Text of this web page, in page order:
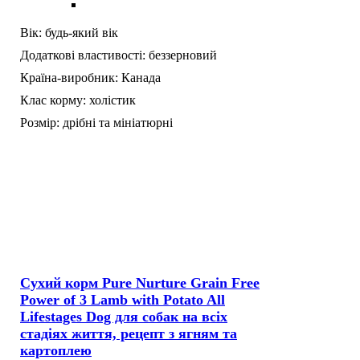
Вік: будь-який вік
Додаткові властивості: беззерновий
Країна-виробник: Канада
Клас корму: холістик
Розмір: дрібні та мініатюрні
Сухий корм Pure Nurture Grain Free
Power of 3 Lamb with Potato All
Lifestages Dog для собак на всіх
стадіях життя, рецепт з ягням та
картоплею